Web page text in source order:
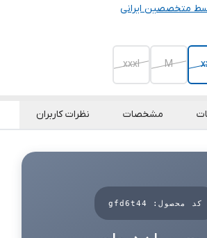
متخصصین ایرانی
M
xxxl
مشخصات نظرات کاربران
کد محصول: gfd6t44